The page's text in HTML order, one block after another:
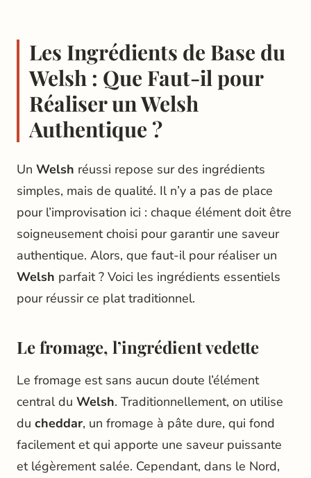
Les Ingrédients de Base du
Welsh : Que Faut-il pour
Réaliser un Welsh
Authentique ?
Un Welsh réussi repose sur des ingrédients
simples, mais de qualité. Il n’y a pas de place
pour l’improvisation ici : chaque élément doit être
soigneusement choisi pour garantir une saveur
authentique. Alors, que faut-il pour réaliser un
Welsh parfait ? Voici les ingrédients essentiels
pour réussir ce plat traditionnel.
Le fromage, l’ingrédient vedette
Le fromage est sans aucun doute l’élément
central du Welsh. Traditionnellement, on utilise
du cheddar, un fromage à pâte dure, qui fond
facilement et qui apporte une saveur puissante
et légèrement salée. Cependant, dans le Nord,